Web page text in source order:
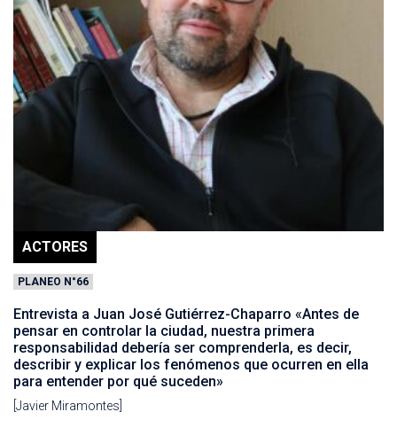
ACTORES
PLANEO N°66
Entrevista a Juan José Gutiérrez-Chaparro «Antes de
pensar en controlar la ciudad, nuestra primera
responsabilidad debería ser comprenderla, es decir,
describir y explicar los fenómenos que ocurren en ella
para entender por qué suceden»
[Javier Miramontes]